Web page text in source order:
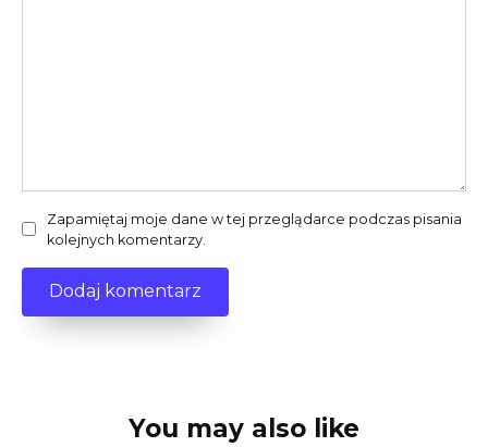
Zapamiętaj moje dane w tej przeglądarce podczas pisania
kolejnych komentarzy.
You may also like